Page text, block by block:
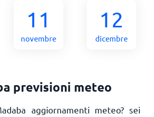
11
novembre
12
dicembre
previsioni meteo
aggiornamenti meteo? sei